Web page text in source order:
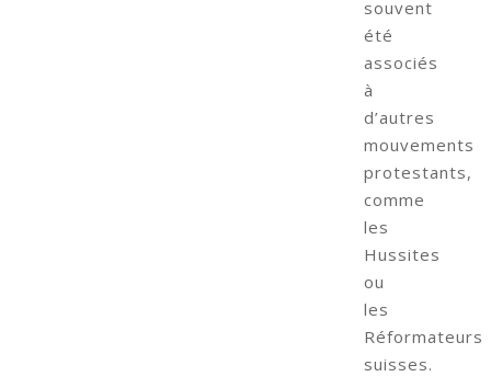
souvent
été
associés
à
d’autres
mouvements
protestants,
comme
les
Hussites
ou
les
Réformateurs
suisses.